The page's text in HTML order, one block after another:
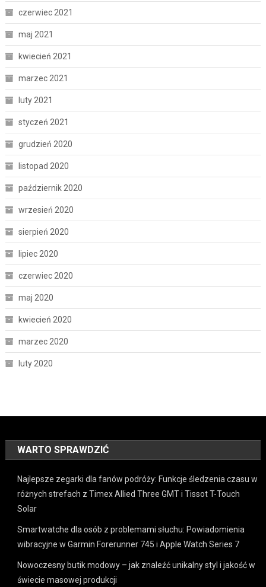
czerwiec 2021
maj 2021
kwiecień 2021
marzec 2021
luty 2021
styczeń 2021
grudzień 2020
listopad 2020
październik 2020
wrzesień 2020
sierpień 2020
lipiec 2020
czerwiec 2020
maj 2020
kwiecień 2020
marzec 2020
luty 2020
WARTO SPRAWDZIĆ
Najlepsze zegarki dla fanów podróży: Funkcje śledzenia czasu w
różnych strefach z Timex Allied Three GMT i Tissot T-Touch
Solar
Smartwatche dla osób z problemami słuchu: Powiadomienia
wibracyjne w Garmin Forerunner 745 i Apple Watch Series 7
Nowoczesny butik modowy – jak znaleźć unikalny styl i jakość w
świecie masowej produkcji